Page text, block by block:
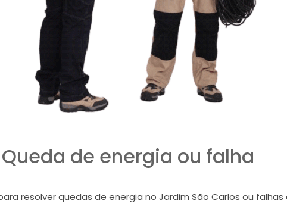
Queda de energia ou falha
resolver quedas de energia no Jardim São Carlos ou